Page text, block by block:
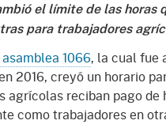
el límite de las horas
para trabajadores
1066, la cual fue
2016, creyó un horario
agrícolas reciban pago de
como trabajadores en